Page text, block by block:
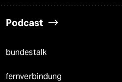
Podcast
bundestalk
fernverbindung